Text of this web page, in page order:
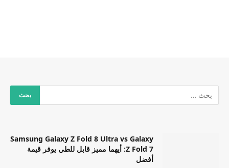
Samsung Galaxy Z Fold 8 Ultra vs Galaxy
Z Fold 7: أيهما مميز قابل للطي يوفر قيمة
أفضل